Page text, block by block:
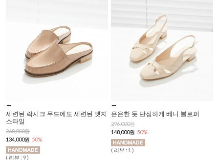
세련된 락시크 무드에도 세련된 엣지
스타일
268,000원
134,000원 50%
( 리뷰 : 9 )
은은한 듯 단정하게 베니 블로퍼
296,000원
148,000원 50%
( 리뷰 : 1 )